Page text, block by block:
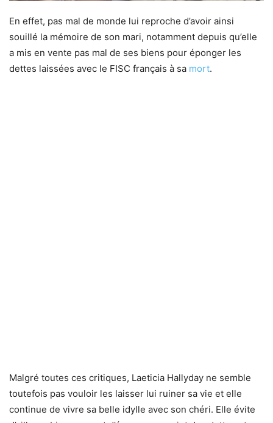
En effet, pas mal de monde lui reproche d’avoir ainsi
souillé la mémoire de son mari, notamment depuis qu’elle
a mis en vente pas mal de ses biens pour éponger les
dettes laissées avec le FISC français à sa mort.
Malgré toutes ces critiques, Laeticia Hallyday ne semble
toutefois pas vouloir les laisser lui ruiner sa vie et elle
continue de vivre sa belle idylle avec son chéri. Elle évite